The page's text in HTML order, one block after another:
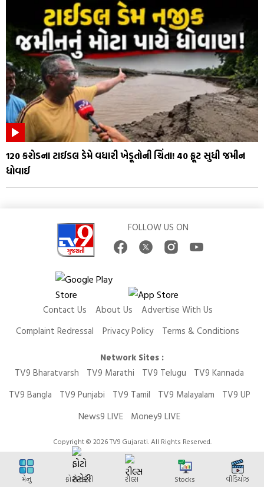
₹120 કરોડના ટાઈડલ ડેમે વધારી ખેડૂતોની ચિંતા! 40 ફૂટ સુધી જમીન
ધોવાઈ
FOLLOW US ON
Contact Us About Us
Advertise With Us
Complaint Redressal
Privacy Policy
Terms & Conditions
Network Sites :
TV9 Bharatvarsh
TV9 Marathi TV9 Telugu
TV9 Kannada
TV9 Bangla
TV9 Punjabi TV9 Tamil TV9 Malayalam
TV9 UP
News9 LIVE
Money9 LIVE
Copyright © 2026 TV9 Gujarati. All Rights Reserved.
મેનુ ફોટો સ્ટોરી રીલ્સ Stocks વીડિયોઝ